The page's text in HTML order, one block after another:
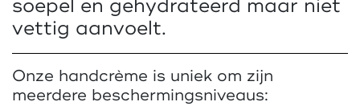
soepel en gehydrateerd maar niet
vettig aanvoelt.
Onze handcrème is uniek om zijn
meerdere beschermingsniveaus: